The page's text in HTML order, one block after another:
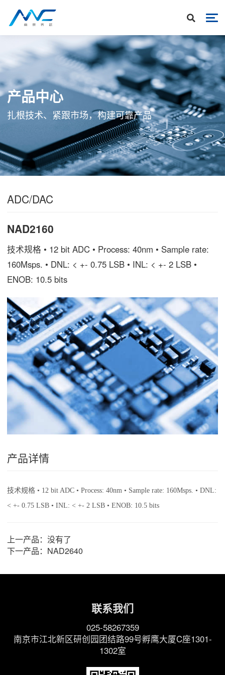
产品中心
扎根技术、紧跟市场，构建可靠产品
ADC/DAC
NAD2160
技术规格 • 12 bit ADC • Process: 40nm • Sample rate:
160Msps. • DNL: < +- 0.75 LSB • INL: < +- 2 LSB •
ENOB: 10.5 bits
产品详情
技术规格 • 12 bit ADC • Process: 40nm • Sample rate: 160Msps. • DNL:
< +- 0.75 LSB • INL: < +- 2 LSB • ENOB: 10.5 bits
上一产品：没有了
下一产品： NAD2640
联系我们
025-58267359
南京市江北新区研创园团结路99号孵鹰大厦C座1301-
1302室